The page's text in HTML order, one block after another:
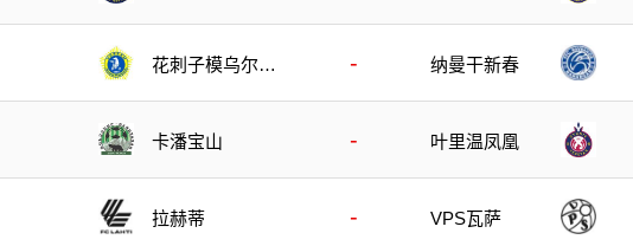
花刺子模乌尔根
- 纳曼干新春
卡潘宝山 - 叶里温凤凰
拉赫蒂 - VPS瓦萨